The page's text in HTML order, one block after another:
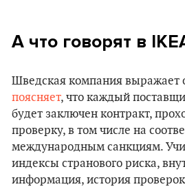
А что говорят в
Шведская компания выражает
поясняет, что каждый
будет заключен контракт,
проверку, в том числе на
международным санкциям.
индексы странового риска,
информация, история